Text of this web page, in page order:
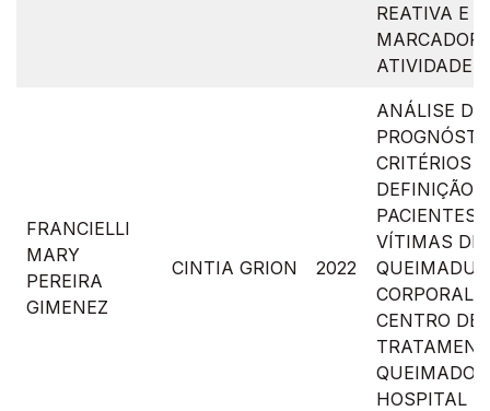
REATIVA E
ATIVIDADE
FRANCIELLI
MARY
PEREIRA
GIMENEZ
CINTIA GRION 2022
ANÁLISE
CRITÉRIOS
DEFINIÇÃO
PACIENTES
VÍTIMAS DE
CORPORAL
CENTRO DE
HOSPITAL